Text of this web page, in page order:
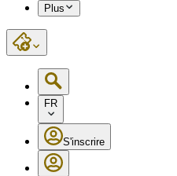
Plus
FR
S'inscrire